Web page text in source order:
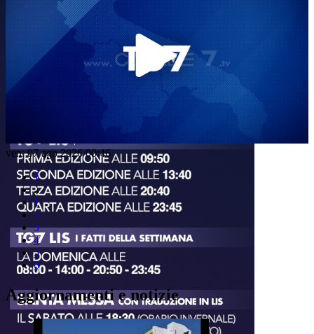
Play
Video
ven, 07 ago 2026 00:46
1
..
1
2
3
4
5
6
Aggiornamenti e notizie